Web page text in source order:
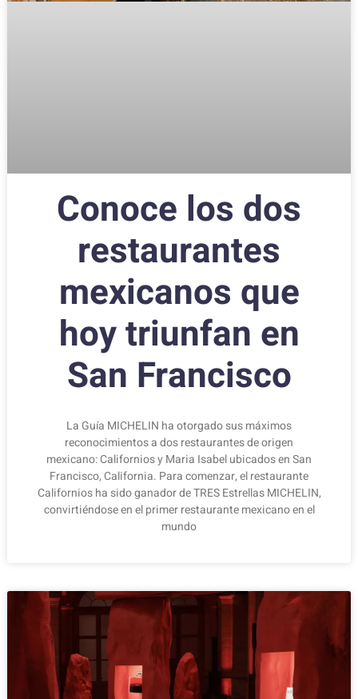
Conoce los dos
restaurantes
mexicanos que
hoy triunfan en
San Francisco
La Guía MICHELIN ha otorgado sus máximos
reconocimientos a dos restaurantes de origen
mexicano: Californios y Maria Isabel ubicados en San
Francisco, California. Para comenzar, el restaurante
Californios ha sido ganador de TRES Estrellas MICHELIN,
convirtiéndose en el primer restaurante mexicano en el
mundo